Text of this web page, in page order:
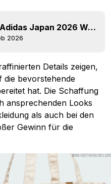
Tolle Adidas Japan 2026 World Cup Packable Tote Bag jetzt erhältlich
2026
Details zeigen,
die bevorstehende
hat. Die Schaffung
ansprechenden Looks
als auch bei den
Gewinn für die